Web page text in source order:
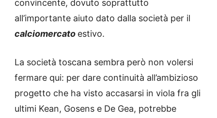
convincente, dovuto soprattutto
all’importante aiuto dato dalla società per il
calciomercato estivo.
La società toscana sembra però non volersi
fermare qui: per dare continuità all’ambizioso
progetto che ha visto accasarsi in viola fra gli
ultimi Kean, Gosens e De Gea, potrebbe